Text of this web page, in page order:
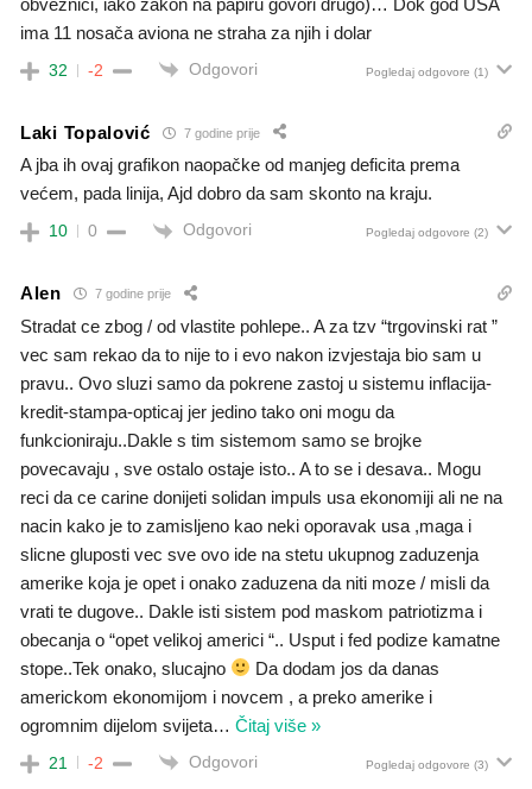
obveznici, iako zakon na papiru govori drugo)… Dok god USA
ima 11 nosača aviona ne straha za njih i dolar
32 -2 Odgovori Pogledaj odgovore (1)
Laki Topalović 7 godine prije
A jba ih ovaj grafikon naopačke od manjeg deficita prema
većem, pada linija, Ajd dobro da sam skonto na kraju.
10 0 Odgovori Pogledaj odgovore (2)
Alen 7 godine prije
Stradat ce zbog / od vlastite pohlepe.. A za tzv “trgovinski rat ”
vec sam rekao da to nije to i evo nakon izvjestaja bio sam u
pravu.. Ovo sluzi samo da pokrene zastoj u sistemu inflacija-
kredit-stampa-opticaj jer jedino tako oni mogu da
funkcioniraju..Dakle s tim sistemom samo se brojke
povecavaju , sve ostalo ostaje isto.. A to se i desava.. Mogu
reci da ce carine donijeti solidan impuls usa ekonomiji ali ne na
nacin kako je to zamisljeno kao neki oporavak usa ,maga i
slicne gluposti vec sve ovo ide na stetu ukupnog zaduzenja
amerike koja je opet i onako zaduzena da niti moze / misli da
vrati te dugove.. Dakle isti sistem pod maskom patriotizma i
obecanja o “opet velikoj americi “.. Usput i fed podize kamatne
stope..Tek onako, slucajno
Da dodam jos da danas
americkom ekonomijom i novcem , a preko amerike i
ogromnim dijelom svijeta… Čitaj više »
21 -2 Odgovori Pogledaj odgovore (3)